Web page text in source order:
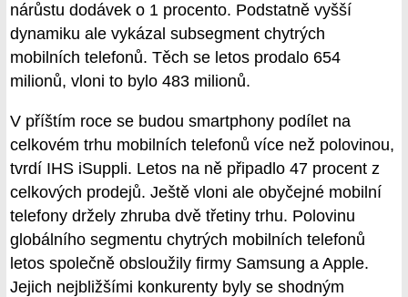
nárůstu dodávek o 1 procento. Podstatně vyšší
dynamiku ale vykázal subsegment chytrých
mobilních telefonů. Těch se letos prodalo 654
milionů, vloni to bylo 483 milionů.
V příštím roce se budou smartphony podílet na
celkovém trhu mobilních telefonů více než polovinou,
tvrdí IHS iSuppli. Letos na ně připadlo 47 procent z
celkových prodejů. Ještě vloni ale obyčejné mobilní
telefony držely zhruba dvě třetiny trhu. Polovinu
globálního segmentu chytrých mobilních telefonů
letos společně obsloužily firmy Samsung a Apple.
Jejich nejbližšími konkurenty byly se shodným